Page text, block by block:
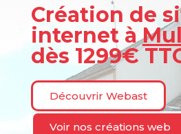
Création de
internet à
dès 1299€
Découvrir Webast
Voir nos créations web